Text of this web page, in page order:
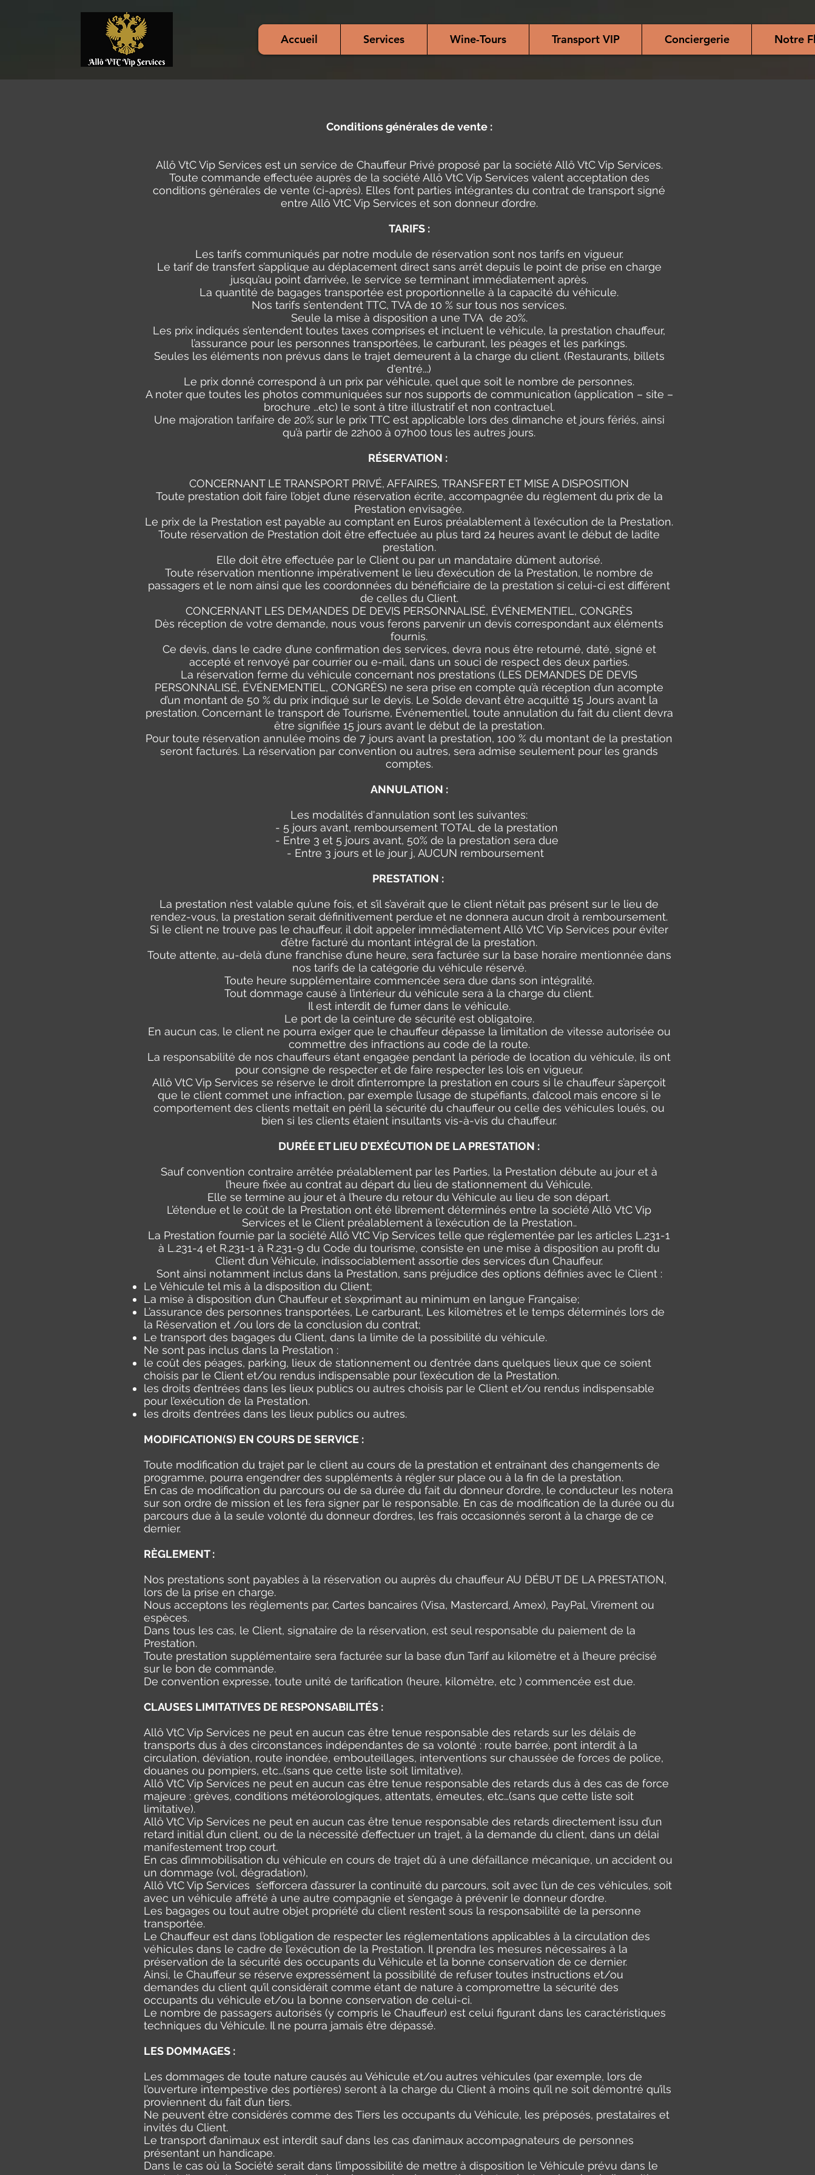
Accueil Services Wine-Tours Transport VIP Conciergerie Notre
Conditions générales de vente :
Allô VtC Vip Services est un service de Chauffeur Privé proposé par la société Allô VtC Vip Services.
Toute commande effectuée auprès de la société Allô VtC Vip Services valent acceptation des
conditions générales de vente (ci-après). Elles font parties intégrantes du contrat de transport signé
entre Allô VtC Vip Services et son donneur d’ordre.
TARIFS :
Les tarifs communiqués par notre module de réservation sont nos tarifs en vigueur.
Le tarif de transfert s’applique au déplacement direct sans arrêt depuis le point de prise en charge
jusqu’au point d’arrivée, le service se terminant immédiatement après.
La quantité de bagages transportée est proportionnelle à la capacité du véhicule.
Nos tarifs s’entendent TTC, TVA de 10 % sur tous nos services.
Seule la mise à disposition a une TVA de 20%.
Les prix indiqués s’entendent toutes taxes comprises et incluent le véhicule, la prestation chauffeur,
l’assurance pour les personnes transportées, le carburant, les péages et les parkings.
Seules les éléments non prévus dans le trajet demeurent à la charge du client. (Restaurants, billets
d'entré...)
Le prix donné correspond à un prix par véhicule, quel que soit le nombre de personnes.
A noter que toutes les photos communiquées sur nos supports de communication (application – site –
brochure …etc) le sont à titre illustratif et non contractuel.
Une majoration tarifaire de 20% sur le prix TTC est applicable lors des dimanche et jours fériés, ainsi
qu’à partir de 22h00 à 07h00 tous les autres jours.
RÉSERVATION :
CONCERNANT LE TRANSPORT PRIVÉ, AFFAIRES, TRANSFERT ET MISE A DISPOSITION
Toute prestation doit faire l’objet d’une réservation écrite, accompagnée du règlement du prix de la
Prestation envisagée.
Le prix de la Prestation est payable au comptant en Euros préalablement à l’exécution de la Prestation.
Toute réservation de Prestation doit être effectuée au plus tard 24 heures avant le début de ladite
prestation.
Elle doit être effectuée par le Client ou par un mandataire dûment autorisé.
Toute réservation mentionne impérativement le lieu d’exécution de la Prestation, le nombre de
passagers et le nom ainsi que les coordonnées du bénéficiaire de la prestation si celui-ci est différent
de celles du Client.
CONCERNANT LES DEMANDES DE DEVIS PERSONNALISÉ, ÉVÉNEMENTIEL, CONGRÈS
Dès réception de votre demande, nous vous ferons parvenir un devis correspondant aux éléments
fournis.
Ce devis, dans le cadre d’une confirmation des services, devra nous être retourné, daté, signé et
accepté et renvoyé par courrier ou e-mail, dans un souci de respect des deux parties.
La réservation ferme du véhicule concernant nos prestations (LES DEMANDES DE DEVIS
PERSONNALISÉ, ÉVÉNEMENTIEL, CONGRÈS) ne sera prise en compte qu’à réception d’un acompte
d’un montant de 50 % du prix indiqué sur le devis. Le Solde devant être acquitté 15 Jours avant la
prestation. Concernant le transport de Tourisme, Événementiel, toute annulation du fait du client devra
être signifiée 15 jours avant le début de la prestation.
Pour toute réservation annulée moins de 7 jours avant la prestation, 100 % du montant de la prestation
seront facturés. La réservation par convention ou autres, sera admise seulement pour les grands
comptes.
ANNULATION :
Les modalités d'annulation sont les suivantes:
- 5 jours avant, remboursement TOTAL de la prestation
- Entre 3 et 5 jours avant, 50% de la prestation sera due
- Entre 3 jours et le jour j, AUCUN remboursement
PRESTATION :
La prestation n’est valable qu’une fois, et s’il s’avérait que le client n’était pas présent sur le lieu de
rendez-vous, la prestation serait définitivement perdue et ne donnera aucun droit à remboursement.
Si le client ne trouve pas le chauffeur, il doit appeler immédiatement Allô VtC Vip Services pour éviter
d’être facturé du montant intégral de la prestation.
Toute attente, au-delà d’une franchise d’une heure, sera facturée sur la base horaire mentionnée dans
nos tarifs de la catégorie du véhicule réservé.
Toute heure supplémentaire commencée sera due dans son intégralité.
Tout dommage causé à l’intérieur du véhicule sera à la charge du client.
Il est interdit de fumer dans le véhicule.
Le port de la ceinture de sécurité est obligatoire.
En aucun cas, le client ne pourra exiger que le chauffeur dépasse la limitation de vitesse autorisée ou
commettre des infractions au code de la route.
La responsabilité de nos chauffeurs étant engagée pendant la période de location du véhicule, ils ont
pour consigne de respecter et de faire respecter les lois en vigueur.
Allô VtC Vip Services se réserve le droit d’interrompre la prestation en cours si le chauffeur s’aperçoit
que le client commet une infraction, par exemple l’usage de stupéfiants, d’alcool mais encore si le
comportement des clients mettait en péril la sécurité du chauffeur ou celle des véhicules loués, ou
bien si les clients étaient insultants vis-à-vis du chauffeur.
DURÉE ET LIEU D’EXÉCUTION DE LA PRESTATION :
Sauf convention contraire arrêtée préalablement par les Parties, la Prestation débute au jour et à
l’heure fixée au contrat au départ du lieu de stationnement du Véhicule.
Elle se termine au jour et à l’heure du retour du Véhicule au lieu de son départ.
L’étendue et le coût de la Prestation ont été librement déterminés entre la société Allô VtC Vip
Services et le Client préalablement à l’exécution de la Prestation..
La Prestation fournie par la société Allô VtC Vip Services telle que réglementée par les articles L.231-1
à L.231-4 et R.231-1 à R.231-9 du Code du tourisme, consiste en une mise à disposition au profit du
Client d’un Véhicule, indissociablement assortie des services d’un Chauffeur.
Sont ainsi notamment inclus dans la Prestation, sans préjudice des options définies avec le Client :
Le Véhicule tel mis à la disposition du Client;
La mise à disposition d’un Chauffeur et s’exprimant au minimum en langue Française;
L’assurance des personnes transportées, Le carburant, Les kilomètres et le temps déterminés lors de
la Réservation et /ou lors de la conclusion du contrat;
Le transport des bagages du Client, dans la limite de la possibilité du véhicule.
Ne sont pas inclus dans la Prestation :
le coût des péages, parking, lieux de stationnement ou d’entrée dans quelques lieux que ce soient
choisis par le Client et/ou rendus indispensable pour l’exécution de la Prestation.
les droits d’entrées dans les lieux publics ou autres choisis par le Client et/ou rendus indispensable
pour l’exécution de la Prestation.
les droits d’entrées dans les lieux publics ou autres.
MODIFICATION(S) EN COURS DE SERVICE :
Toute modification du trajet par le client au cours de la prestation et entraînant des changements de
programme, pourra engendrer des suppléments à régler sur place ou à la fin de la prestation.
En cas de modification du parcours ou de sa durée du fait du donneur d’ordre, le conducteur les notera
sur son ordre de mission et les fera signer par le responsable. En cas de modification de la durée ou du
parcours due à la seule volonté du donneur d’ordres, les frais occasionnés seront à la charge de ce
dernier.
RÈGLEMENT :
Nos prestations sont payables à la réservation ou auprès du chauffeur AU DÉBUT DE LA PRESTATION,
lors de la prise en charge.
Nous acceptons les règlements par, Cartes bancaires (Visa, Mastercard, Amex), PayPal, Virement ou
espèces.
Dans tous les cas, le Client, signataire de la réservation, est seul responsable du paiement de la
Prestation.
Toute prestation supplémentaire sera facturée sur la base d’un Tarif au kilomètre et à l’heure précisé
sur le bon de commande.
De convention expresse, toute unité de tarification (heure, kilomètre, etc ) commencée est due.
CLAUSES LIMITATIVES DE RESPONSABILITÉS :
Allô VtC Vip Services ne peut en aucun cas être tenue responsable des retards sur les délais de
transports dus à des circonstances indépendantes de sa volonté : route barrée, pont interdit à la
circulation, déviation, route inondée, embouteillages, interventions sur chaussée de forces de police,
douanes ou pompiers, etc…(sans que cette liste soit limitative).
Allô VtC Vip Services ne peut en aucun cas être tenue responsable des retards dus à des cas de force
majeure : grèves, conditions météorologiques, attentats, émeutes, etc…(sans que cette liste soit
limitative).
Allô VtC Vip Services ne peut en aucun cas être tenue responsable des retards directement issu d’un
retard initial d’un client, ou de la nécessité d’effectuer un trajet, à la demande du client, dans un délai
manifestement trop court.
En cas d’immobilisation du véhicule en cours de trajet dû à une défaillance mécanique, un accident ou
un dommage (vol, dégradation),
Allô VtC Vip Services s’efforcera d’assurer la continuité du parcours, soit avec l’un de ces véhicules, soit
avec un véhicule affrété à une autre compagnie et s’engage à prévenir le donneur d’ordre.
Les bagages ou tout autre objet propriété du client restent sous la responsabilité de la personne
transportée.
Le Chauffeur est dans l’obligation de respecter les réglementations applicables à la circulation des
véhicules dans le cadre de l’exécution de la Prestation. Il prendra les mesures nécessaires à la
préservation de la sécurité des occupants du Véhicule et la bonne conservation de ce dernier.
Ainsi, le Chauffeur se réserve expressément la possibilité de refuser toutes instructions et/ou
demandes du client qu’il considérait comme étant de nature à compromettre la sécurité des
occupants du véhicule et/ou la bonne conservation de celui-ci.
Le nombre de passagers autorisés (y compris le Chauffeur) est celui figurant dans les caractéristiques
techniques du Véhicule. Il ne pourra jamais être dépassé.
LES DOMMAGES :
Les dommages de toute nature causés au Véhicule et/ou autres véhicules (par exemple, lors de
l’ouverture intempestive des portières) seront à la charge du Client à moins qu’il ne soit démontré qu’ils
proviennent du fait d’un tiers.
Ne peuvent être considérés comme des Tiers les occupants du Véhicule, les préposés, prestataires et
invités du Client.
Le transport d’animaux est interdit sauf dans les cas d’animaux accompagnateurs de personnes
présentant un handicape.
Dans le cas où la Société serait dans l’impossibilité de mettre à disposition le Véhicule prévu dans le